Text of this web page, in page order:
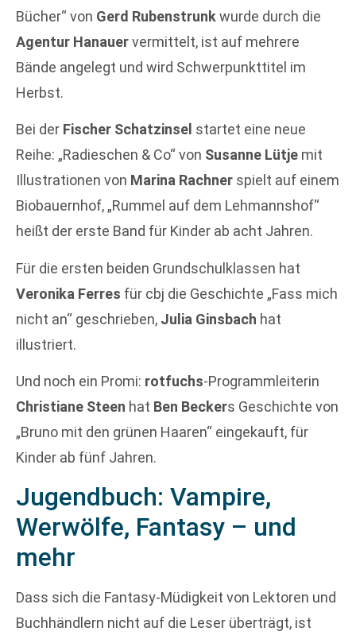
Bücher“ von Gerd Rubenstrunkwurde durch die
Agentur Hanauervermittelt, ist auf mehrere
Bände angelegt und wird Schwerpunkttitel im
Herbst.
Bei der Fischer Schatzinsel startet eine neue
Reihe: „Radieschen & Co“ von Susanne Lütje mit
Illustrationen von Marina Rachner spielt auf einem
Biobauernhof, „Rummel auf dem Lehmannshof“
heißt der erste Band für Kinder ab acht Jahren.
Für die ersten beiden Grundschulklassen hat
Veronika Ferres für cbj die Geschichte „Fass mich
nicht an“ geschrieben, Julia Ginsbach hat
illustriert.
Und noch ein Promi: rotfuchs-Programmleiterin
Christiane Steen hat Ben Beckers Geschichte von
„Bruno mit den grünen Haaren“ eingekauft, für
Kinder ab fünf Jahren.
Jugendbuch: Vampire,
Werwölfe, Fantasy – und
mehr
Dass sich die Fantasy-Müdigkeit von Lektoren und
Buchhändlern nicht auf die Leser überträgt, ist